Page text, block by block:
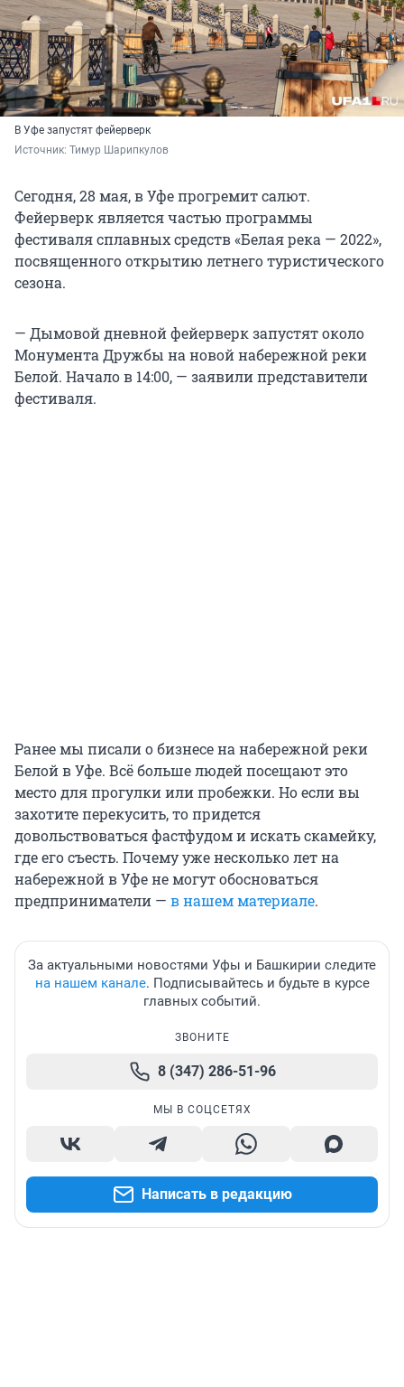
В Уфе запустят фейерверк
Источник: Тимур Шарипкулов
Сегодня, 28 мая, в Уфе прогремит салют.
Фейерверк является частью программы
фестиваля сплавных средств «Белая река — 2022»,
посвященного открытию летнего туристического
сезона.
— Дымовой дневной фейерверк запустят около
Монумента Дружбы на новой набережной реки
Белой. Начало в 14:00, — заявили представители
фестиваля.
Ранее мы писали о бизнесе на набережной реки
Белой в Уфе. Всё больше людей посещают это
место для прогулки или пробежки. Но если вы
захотите перекусить, то придется
довольствоваться фастфудом и искать скамейку,
где его съесть. Почему уже несколько лет на
набережной в Уфе не могут обосноваться
предприниматели — в нашем материале.
За актуальными новостями Уфы и Башкирии следите
на нашем канале. Подписывайтесь и будьте в курсе
главных событий.
ЗВОНИТЕ
8 (347) 286-51-96
МЫ В СОЦСЕТЯХ
Написать в редакцию